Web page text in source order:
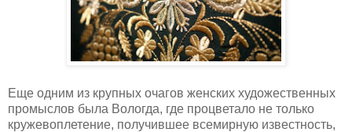
Еще одним из крупных очагов женских художественных
промыслов была Вологда, где процветало не только
кружевоплетение, получившее всемирную известность,